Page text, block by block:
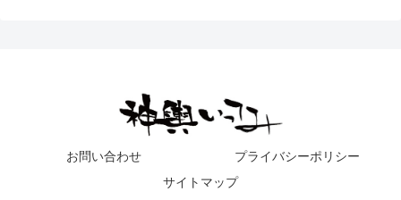
お問い合わせ
プライバシーポリシー
サイトマップ